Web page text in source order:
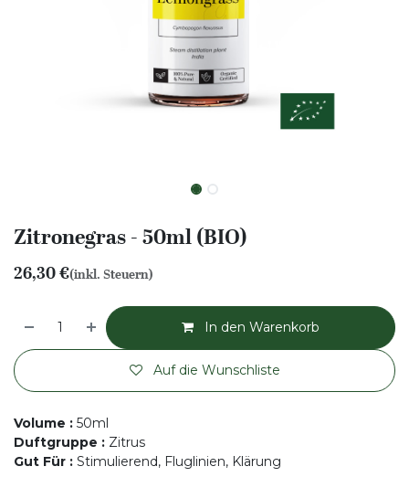
Zitronegras - 50ml (BIO)
26,30€(inkl. Steuern)
In den Warenkorb
Auf die Wunschliste
Volume : 50ml
Duftgruppe : Zitrus
Gut Für : Stimulierend, Fluglinien, Klärung